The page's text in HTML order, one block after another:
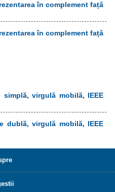
în complement față
în complement față
virgulă mobilă, IEEE
dublă, virgulă mobilă, IEEE